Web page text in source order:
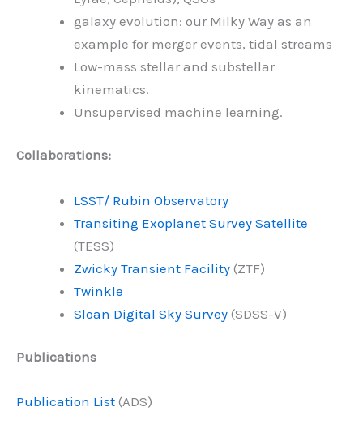
galaxy evolution: our Milky Way as an
example for merger events, tidal streams
Low-mass stellar and substellar
kinematics.
Unsupervised machine learning.
Collaborations:
LSST/ Rubin Observatory
Transiting Exoplanet Survey Satellite
(TESS)
Zwicky Transient Facility (ZTF)
Twinkle
Sloan Digital Sky Survey (SDSS-V)
Publications
Publication List (ADS)